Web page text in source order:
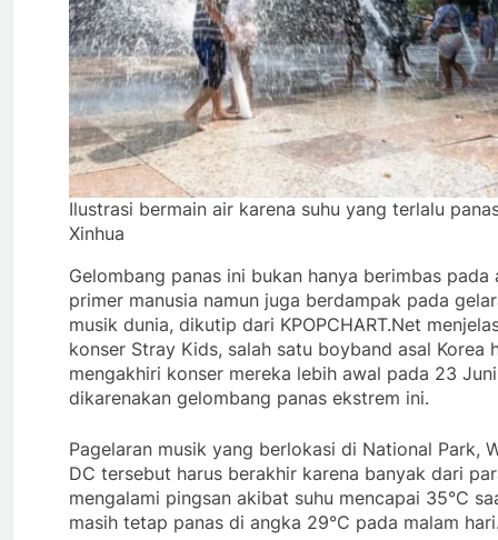
Ilustrasi bermain air karena suhu yang terlalu
Xinhua
Gelombang panas ini bukan hanya berimbas pada
primer manusia namun juga berdampak pada
musik dunia, dikutip dari KPOPCHART.Net
konser Stray Kids, salah satu boyband asal Korea
mengakhiri konser mereka lebih awal pada 23
dikarenakan gelombang panas ekstrem ini.
Pagelaran musik yang berlokasi di National Park,
DC tersebut harus berakhir karena banyak dari
mengalami pingsan akibat suhu mencapai 35°C
masih tetap panas di angka 29°C pada malam